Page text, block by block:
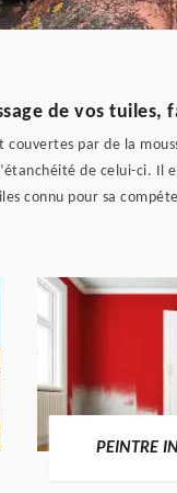
de vos tuiles,
par de la
de celui-ci. Il
connu pour sa
PEINTRE